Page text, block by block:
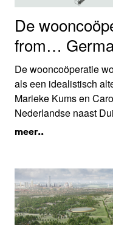
De
from…
De wooncoöperatie
als een idealistisch
Marieke Kums en
Nederlandse naast
en laat juist de
architectuur te
meer..